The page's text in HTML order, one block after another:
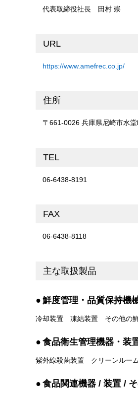
代表取締役社長 田村 崇
URL
https://www.amefrec.co.jp/
住所
〒661-0026 兵庫県尼崎市水
TEL
06-6438-8191
FAX
06-6438-8118
主な取扱製品
鮮度管理・品質保持機
冷却装置 凍結装置 その他の
食品衛生管理機器・装
紫外線殺菌装置 クリーンルー
食品関連機器 / 装置 /